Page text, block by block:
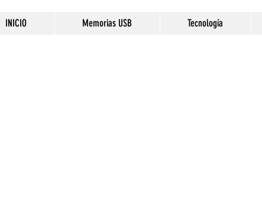
INICIO Memorias USB Tecnología